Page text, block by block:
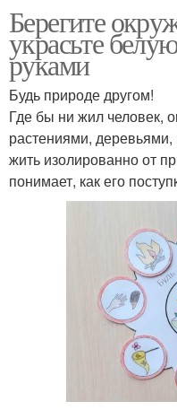
Берегите
украсьте
руками
Будь природе другом!
Где бы ни жил человек,
растениями,
жить изолированно от
понимает, как его